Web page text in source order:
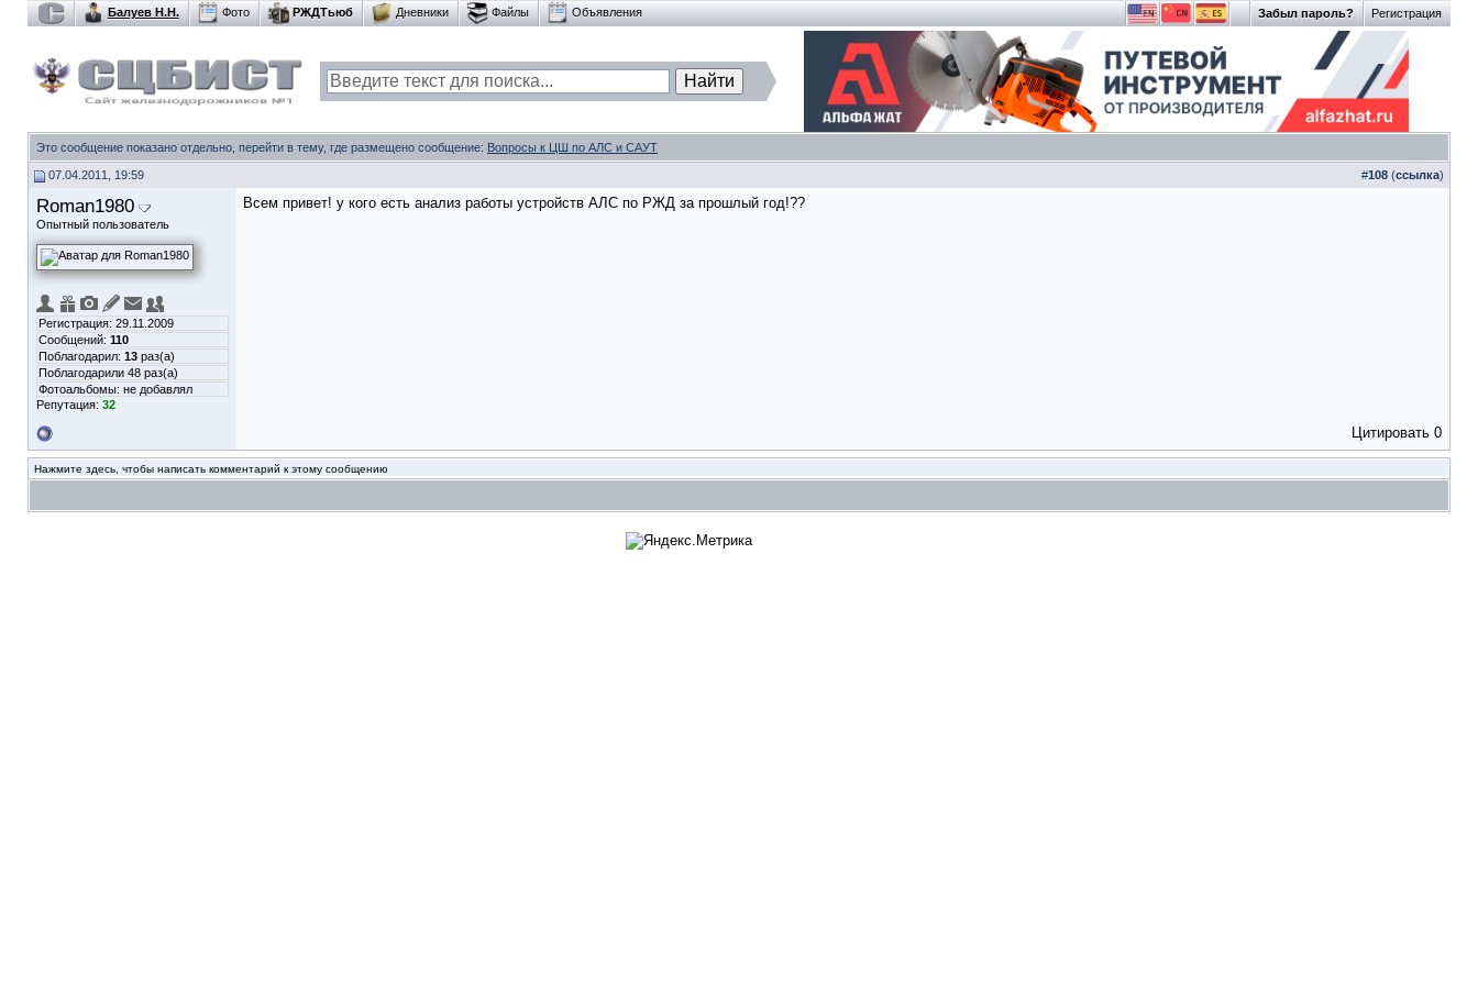
Регистрация
Забыл пароль?
Балуев Н.Н. Фото РЖДТьюб Дневники Файлы Объявления
Это сообщение показано отдельно, перейти в тему, где размещено сообщение: Вопросы к ЦШ по АЛС и САУТ
07.04.2011, 19:59 #108 (ссылка)
Roman1980
Опытный пользователь
Регистрация: 29.11.2009
Сообщений: 110
Поблагодарил: 13 раз(а)
Поблагодарили 48 раз(а)
Фотоальбомы: не добавлял
Репутация: 32
Всем привет! у кого есть анализ работы устройств АЛС по РЖД за прошлый год!??
Цитировать 0
Нажмите здесь, чтобы написать комментарий к этому сообщению